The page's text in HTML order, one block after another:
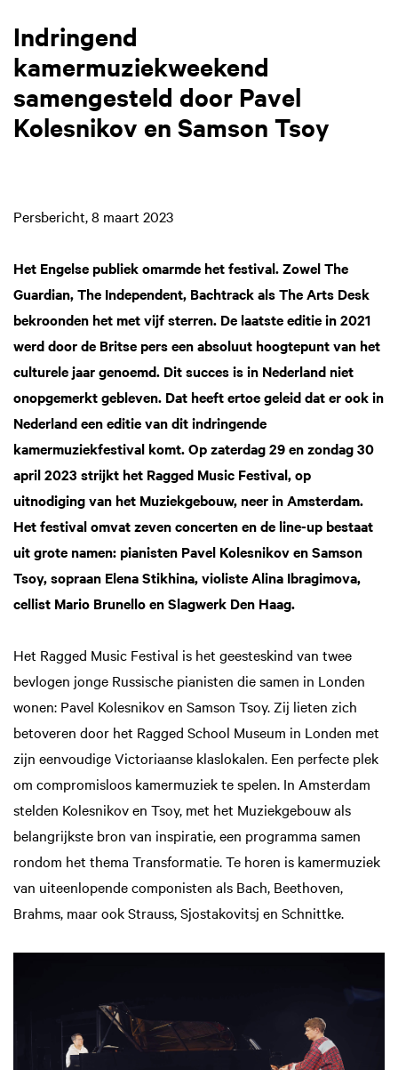
Indringend
kamermuziekweekend
samengesteld door Pavel
Kolesnikov en Samson Tsoy
Persbericht, 8 maart 2023
Het Engelse publiek omarmde het festival. Zowel The
Guardian, The Independent, Bachtrack als The Arts Desk
bekroonden het met vijf sterren. De laatste editie in 2021
werd door de Britse pers een absoluut hoogtepunt van het
culturele jaar genoemd. Dit succes is in Nederland niet
onopgemerkt gebleven. Dat heeft ertoe geleid dat er ook in
Nederland een editie van dit indringende
kamermuziekfestival komt. Op zaterdag 29 en zondag 30
april 2023 strijkt het Ragged Music Festival, op
uitnodiging van het Muziekgebouw, neer in Amsterdam.
Het festival omvat zeven concerten en de line-up bestaat
uit grote namen: pianisten Pavel Kolesnikov en Samson
Tsoy, sopraan Elena Stikhina, violiste Alina Ibragimova,
cellist Mario Brunello en Slagwerk Den Haag.
Het Ragged Music Festival is het geesteskind van twee
bevlogen jonge Russische pianisten die samen in Londen
wonen: Pavel Kolesnikov en Samson Tsoy. Zij lieten zich
betoveren door het Ragged School Museum in Londen met
zijn eenvoudige Victoriaanse klaslokalen. Een perfecte plek
om compromisloos kamermuziek te spelen. In Amsterdam
stelden Kolesnikov en Tsoy, met het Muziekgebouw als
belangrijkste bron van inspiratie, een programma samen
rondom het thema Transformatie. Te horen is kamermuziek
van uiteenlopende componisten als Bach, Beethoven,
Brahms, maar ook Strauss, Sjostakovitsj en Schnittke.